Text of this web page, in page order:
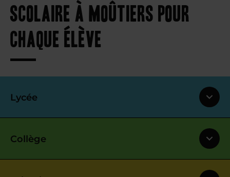
scolaire à Moûtiers pour
chaque élève
Lycée
Collège